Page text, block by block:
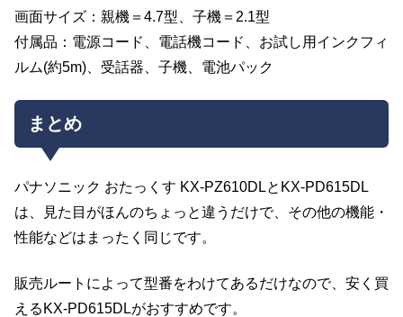
画面サイズ：親機＝4.7型、子機＝2.1型
付属品：電源コード、電話機コード、お試し用インクフィ
ルム(約5m)、受話器、子機、電池パック
まとめ
パナソニック おたっくす KX-PZ610DLとKX-PD615DL
は、見た目がほんのちょっと違うだけで、その他の機能・
性能などはまったく同じです。
販売ルートによって型番をわけてあるだけなので、安く買
えるKX-PD615DLがおすすめです。